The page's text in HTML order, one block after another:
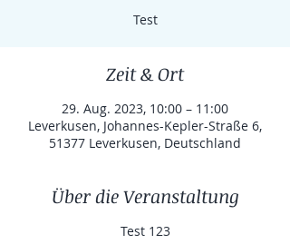
Test
Zeit & Ort
29. Aug. 2023, 10:00 – 11:00
Leverkusen, Johannes-Kepler-Straße 6,
51377 Leverkusen, Deutschland
Über die Veranstaltung
Test 123